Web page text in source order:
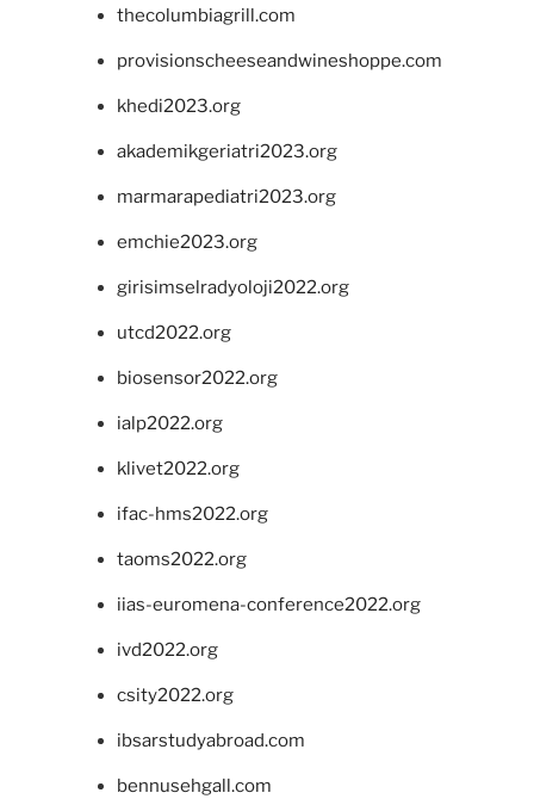
thecolumbiagrill.com
provisionscheeseandwineshoppe.com
khedi2023.org
akademikgeriatri2023.org
marmarapediatri2023.org
emchie2023.org
girisimselradyoloji2022.org
utcd2022.org
biosensor2022.org
ialp2022.org
klivet2022.org
ifac-hms2022.org
taoms2022.org
iias-euromena-conference2022.org
ivd2022.org
csity2022.org
ibsarstudyabroad.com
bennusehgall.com